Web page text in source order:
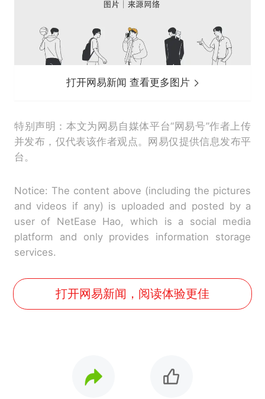
打开网易新闻 查看更多图片
特别声明：本文为网易自媒体平台“网易号”作者上传
并发布，仅代表该作者观点。网易仅提供信息发布平
台。
Notice: The content above (including the pictures
and videos if any) is uploaded and posted by a
user of NetEase Hao, which is a social media
platform and only provides information storage
services.
打开网易新闻，阅读体验更佳